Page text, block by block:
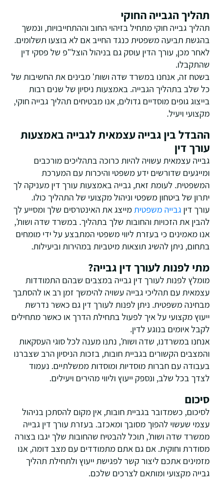
תהליך הגבייה החוקי
תהליך גבייה חוקי מתחיל בזיהוי החוב וההתחייבויות, ונמשך
בהגשת תביעה משפטית כנגד החייב אם לא בוצעו תשלומים.
לאחר מכן, עורך הדין עוסק גם בניהול הוצל"פ של פסקי דין
שהתקבלו.
בשטח זה, אנחנו במשרד שדה ושות' מבינים את החשיבות של
כל שלב בתהליך הגבייה. באמצעות ניסיון של שנים רבות
בייצוג גופים מוסדיים גדולים, אנו מבטיחים תהליך גבייה חוקי,
מקצועי ויעיל.
ההבדל בין גבייה עצמאית לגבייה באמצעות
עורך דין
גבייה עצמאית עשויה להיות כרוכה בתהליכים מורכבים
ומייגעים שדורשים ידע משפטי והיכרות עם המערכת
המשפטית. לעומת זאת, גבייה באמצעות עורך דין מעניקה לך
יתרון של ביטחון משפטי וניהול מקצועי של התהליך כולו.
עורך דין גבייה משפטית מייצג את האינטרסים שלך ומסייע לך
להבין את הזכויות והחובות שלך בתהליך. במשרד שדה ושות',
אנו מאמינים כי בעזרת ליווי משפטי המתבצע על ידי מומחים
בתחום, ניתן להשיג תוצאות מיטביות במהירות וביעילות.
מתי לפנות לעורך דין גבייה?
מומלץ לפנות לעורך דין גבייה במצבים שבהם התמודדות
עצמאית עם תהליכי גבייה עשויה להימשך זמן רב או להסתבך
מבחינה משפטית. ניתן לפנות לעורך דין גם כאשר נדרשת
ייעוץ מקצועי על איך לפעול בתחילת הדרך או כאשר מתחילים
לקבל איומים בנוגע לדין.
אנחנו במשרדנו, שדה ושות', נתנו מענה לכל סוגי העסקאות
והמצבים הקשורים בגביית חובות, בזכות הניסיון הרב שצברנו
בעבודה עם חברות מוסדיות ומוסדות ממשלתיים. נעמוד
לצדך בכל שלב, ונספק ייעוץ וליווי מהירים ויעילים.
סיכום
לסיכום, כשמדובר בגביית חובות, אין מקום להסתכן בניהול
עצמי שעשוי להפוך מסובך ומאכזב. בעזרת עורך דין גבייה
ממשרד שדה ושות', תוכל להבטיח שהחובות שלך יגבו בצורה
מסודרת וחוקית. אם גם אתם מתמודדים עם מצב דומה, אנו
מזמינים אתכם ליצור קשר לפגישת ייעוץ ולתחילת תהליך
גבייה מקצועי ומותאם לצרכים שלכם.